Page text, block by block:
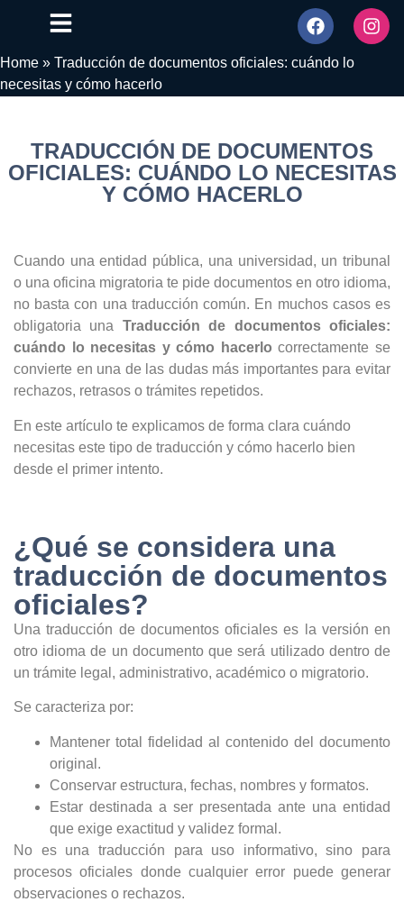
Home » Traducción de documentos oficiales: cuándo lo
necesitas y cómo hacerlo
TRADUCCIÓN DE DOCUMENTOS
OFICIALES: CUÁNDO LO NECESITAS
Y CÓMO HACERLO
Cuando una entidad pública, una universidad, un tribunal
o una oficina migratoria te pide documentos en otro idioma,
no basta con una traducción común. En muchos casos es
obligatoria una Traducción de documentos oficiales:
cuándo lo necesitas y cómo hacerlo correctamente se
convierte en una de las dudas más importantes para evitar
rechazos, retrasos o trámites repetidos.
En este artículo te explicamos de forma clara cuándo
necesitas este tipo de traducción y cómo hacerlo bien
desde el primer intento.
¿Qué se considera una
traducción de documentos
oficiales?
Una traducción de documentos oficiales es la versión en
otro idioma de un documento que será utilizado dentro de
un trámite legal, administrativo, académico o migratorio.
Se caracteriza por:
Mantener total fidelidad al contenido del documento
original.
Conservar estructura, fechas, nombres y formatos.
Estar destinada a ser presentada ante una entidad
que exige exactitud y validez formal.
No es una traducción para uso informativo, sino para
procesos oficiales donde cualquier error puede generar
observaciones o rechazos.